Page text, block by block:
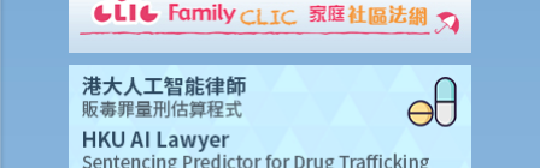
會較少嗎？
與未婚夫訂立婚姻協議書。甚麼是婚姻協議書？
7. 婚姻協議具法律效力嗎？
父母權利和義務